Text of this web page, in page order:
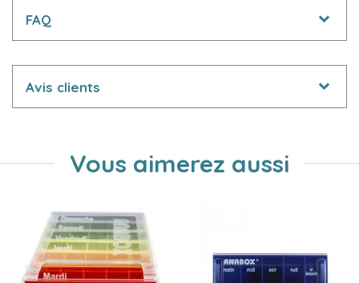
FAQ
Avis clients
Vous aimerez aussi